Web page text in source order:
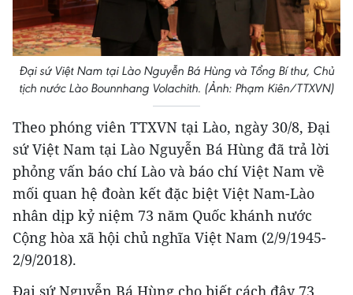
Đại sứ Việt Nam tại Lào Nguyễn Bá Hùng và Tổng Bí thư, Chủ
tịch nước Lào Bounnhang Volachith. (Ảnh: Phạm Kiên/TTXVN)
Theo phóng viên TTXVN tại Lào, ngày 30/8, Đại
sứ Việt Nam tại Lào Nguyễn Bá Hùng đã trả lời
phỏng vấn báo chí Lào và báo chí Việt Nam về
mối quan hệ đoàn kết đặc biệt Việt Nam-Lào
nhân dịp kỷ niệm 73 năm Quốc khánh nước
Cộng hòa xã hội chủ nghĩa Việt Nam (2/9/1945-
2/9/2018).